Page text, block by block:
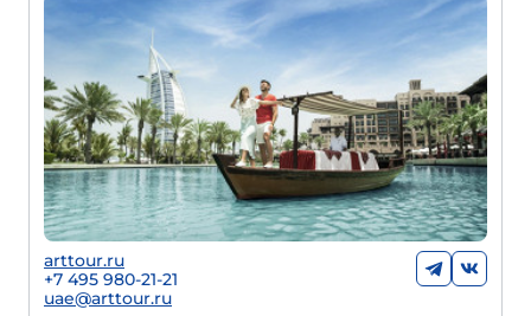
arttour.ru
+7 495 980-21-21
uae@arttour.ru